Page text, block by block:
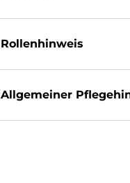
Rollenhinweis
Allgemeiner